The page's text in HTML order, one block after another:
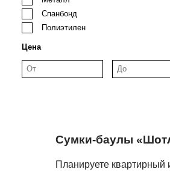
Спанбонд
Полиэтилен
Цена
Сумки-баулы
Планируете квартирный